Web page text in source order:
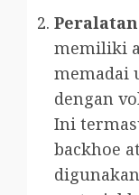
memiliki
memadai
dengan
Ini
backhoe